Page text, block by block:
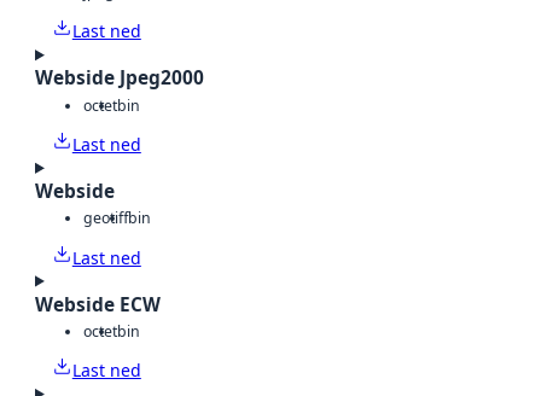
Last ned
Webside Jpeg2000
octetbin
Last ned
Webside
geotiffbin
Last ned
Webside ECW
octetbin
Last ned